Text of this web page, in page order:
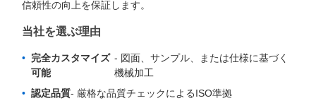
信頼性の向上を保証します。
当社を選ぶ理由
完全カスタマイズ
可能
- 図面、サンプル、または仕様に基づく
機械加工
認定品質- 厳格な品質チェックによるISO準拠